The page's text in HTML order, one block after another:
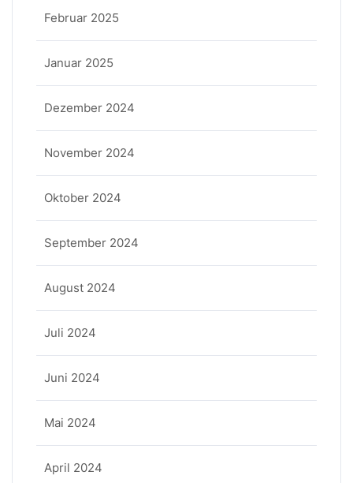
Februar 2025
Januar 2025
Dezember 2024
November 2024
Oktober 2024
September 2024
August 2024
Juli 2024
Juni 2024
Mai 2024
April 2024